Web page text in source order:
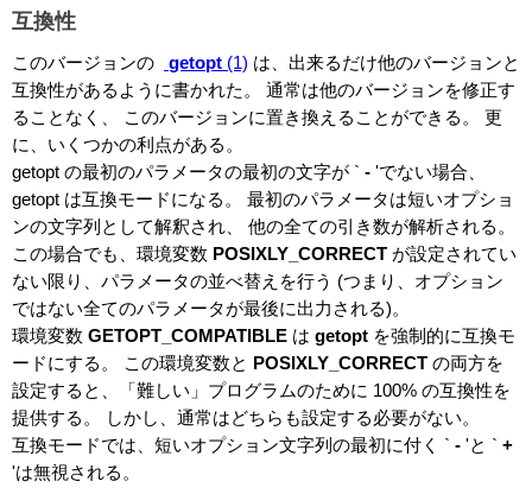
互換性
このバージョンの getopt (1) は、出来るだけ他のバージョンと
互換性があるように書かれた。 通常は他のバージョンを修正す
ることなく、 このバージョンに置き換えることができる。 更
に、いくつかの利点がある。
getopt の最初のパラメータの最初の文字が ` - 'でない場合、
getopt は互換モードになる。 最初のパラメータは短いオプショ
ンの文字列として解釈され、 他の全ての引き数が解析される。
この場合でも、環境変数 POSIXLY_CORRECT が設定されてい
ない限り、パラメータの並べ替えを行う (つまり、オプション
ではない全てのパラメータが最後に出力される)。
環境変数 GETOPT_COMPATIBLE は getopt を強制的に互換モ
ードにする。 この環境変数と POSIXLY_CORRECT の両方を
設定すると、「難しい」プログラムのために 100% の互換性を
提供する。 しかし、通常はどちらも設定する必要がない。
互換モードでは、短いオプション文字列の最初に付く ` - 'と ` +
'は無視される。